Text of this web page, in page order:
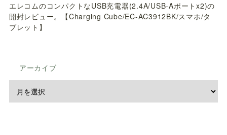
エレコムのコンパクトなUSB充電器(2.4A/USB-Aポートx2)の
開封レビュー。【Charging Cube/EC-AC3912BK/スマホ/タ
ブレット】
アーカイブ